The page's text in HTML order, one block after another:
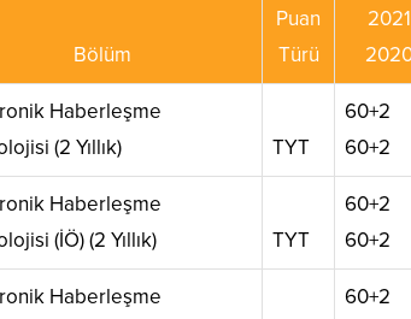
Bölüm
Puan
Türü
2021
Haberleşme
(2 Yıllık)
TYT
60+2
60+2
Haberleşme
(İÖ) (2 Yıllık)
TYT
60+2
60+2
Haberleşme
60+2